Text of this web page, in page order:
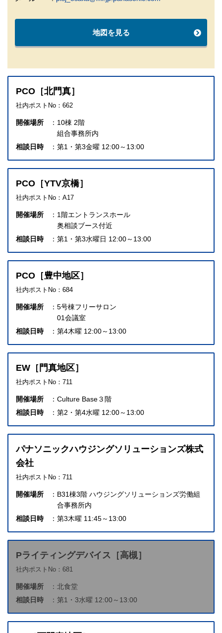
地図を見る
PCO［北門真］
社内ポストNo：662
開催場所
10棟 2階
組合事務所内
相談日時
第1・第3金曜 12:00～13:00
PCO［YTV京橋］
社内ポストNo：A17
開催場所
1階エントランスホール
奥相談ブース付近
相談日時
第1・第3水曜日 12:00～13:00
PCO［豊中地区］
社内ポストNo：684
開催場所
5号棟フリーサロン
01会議室
相談日時
第4木曜 12:00～13:00
EW［門真地区］
社内ポストNo：711
開催場所
Culture Base３階
相談日時
第2・第4水曜 12:00～13:00
パナソニックハウジングソリューションズ株式
会社
社内ポストNo：711
開催場所 B31棟3階 ハウジングソリューションズ労働組
合事務所内
相談日時
第3木曜 11:45～13:00
Pライティングデバイス［高槻］
社内ポストNo：681
開催場所
北食堂
相談日時
第1・3水曜 12:00～13:00